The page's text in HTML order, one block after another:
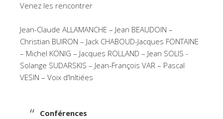
Venez les rencontrer
Jean-Claude ALLAMANCHE – Jean BEAUDOIN –
Christian BUIRON – Jack CHABOUD-Jacques FONTAINE
– Michel KONIG – Jacques ROLLAND – Jean SOLIS -
Solange SUDARSKIS – Jean-François VAR – Pascal
VESIN – Voix d’InItiées
Conférences